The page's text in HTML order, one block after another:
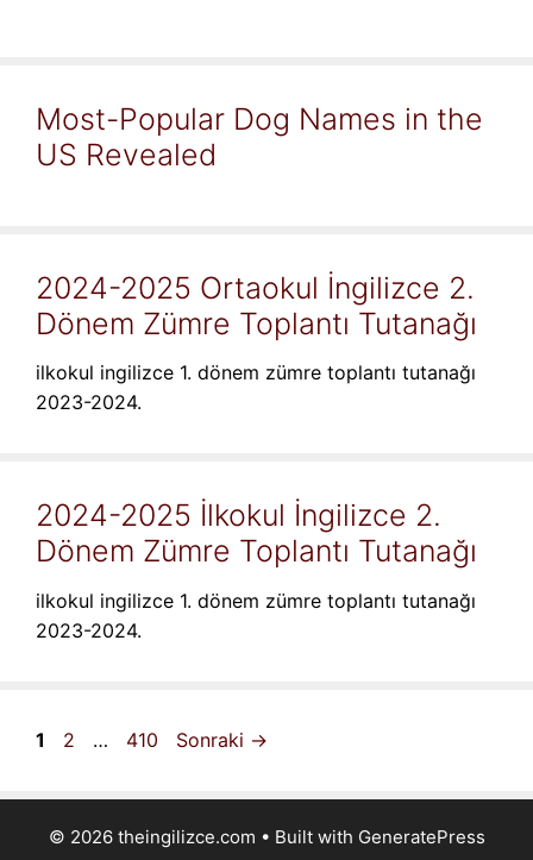
Most-Popular Dog Names in the
US Revealed
2024-2025 Ortaokul İngilizce 2.
Dönem Zümre Toplantı Tutanağı
ilkokul ingilizce 1. dönem zümre toplantı tutanağı
2023-2024.
2024-2025 İlkokul İngilizce 2.
Dönem Zümre Toplantı Tutanağı
ilkokul ingilizce 1. dönem zümre toplantı tutanağı
2023-2024.
Sayfa
1 Sayfa
2 … Sayfa
410 Sonraki →
© 2026 theingilizce.com • Built with GeneratePress